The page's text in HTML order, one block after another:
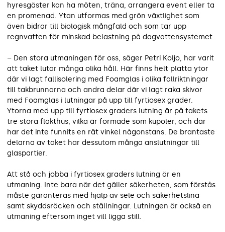
hyresgäster kan ha möten, träna, arrangera event eller ta
en promenad. Ytan utformas med grön växtlighet som
även bidrar till biologisk mångfald och som tar upp
regnvatten för minskad belastning på dagvattensystemet.
– Den stora utmaningen för oss, säger Petri Koljo, har varit
att taket lutar många olika håll. Här finns helt platta ytor
där vi lagt fallisolering med Foamglas i olika fallriktningar
till takbrunnarna och andra delar där vi lagt raka skivor
med Foamglas i lutningar på upp till fyrtiosex grader.
Ytorna med upp till fyrtiosex graders lutning är på takets
tre stora fläkthus, vilka är formade som kupoler, och där
har det inte funnits en rät vinkel någonstans. De brantaste
delarna av taket har dessutom många anslutningar till
glaspartier.
Att stå och jobba i fyrtiosex graders lutning är en
utmaning. Inte bara när det gäller säkerheten, som förstås
måste garanteras med hjälp av sele och säkerhetslina
samt skyddsräcken och ställningar. Lutningen är också en
utmaning eftersom inget vill ligga still.